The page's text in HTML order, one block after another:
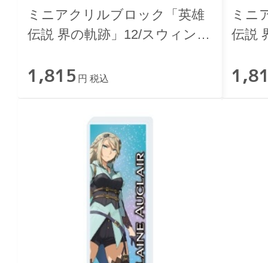
ミニアクリルブロック「英雄
伝説 界の軌跡」12/スウィン・
1,815 円 税込
ミニ
伝説